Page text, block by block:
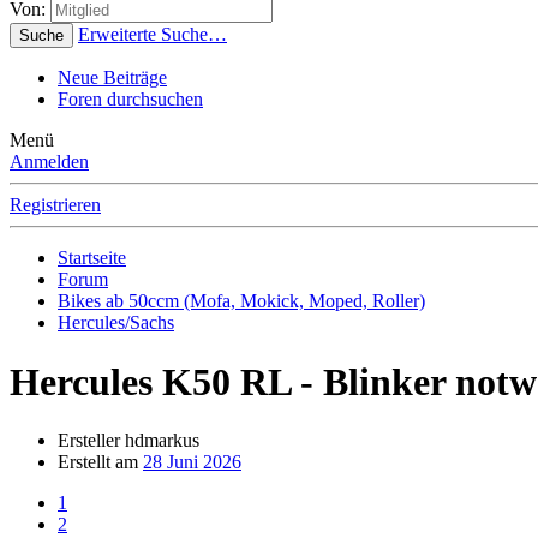
Von:
Suche Erweiterte Suche…
Neue Beiträge
Foren durchsuchen
Menü
Anmelden
Registrieren
Startseite
Forum
Bikes ab 50ccm (Mofa, Mokick, Moped, Roller)
Hercules/Sachs
Hercules K50 RL - Blinker
Erstellerhdmarkus
Erstellt am 28 Juni 2026
1
2